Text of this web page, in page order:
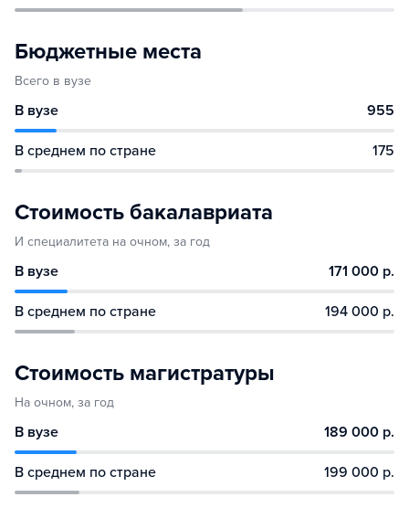
Бюджетные места
Всего в вузе
В вузе 955
В среднем по стране 175
Стоимость бакалавриата
И специалитета на очном, за год
В вузе 171 000 р.
В среднем по стране 194 000 р.
Стоимость магистратуры
На очном, за год
В вузе 189 000 р.
В среднем по стране 199 000 р.